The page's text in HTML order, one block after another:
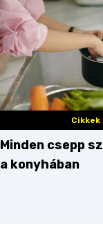
Cikkek
Minden csepp
a konyhában